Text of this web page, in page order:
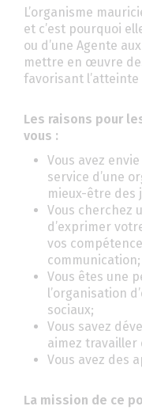
L’organisme
et c’est pourquoi
ou d’une Agente
mettre en œuvre
favorisant
Les raisons pour
vous :
Vous avez
service d’une
mieux-être des
Vous cherchez
d’exprimer
vos
communication;
Vous êtes une
l’organisation
sociaux;
Vous savez
aimez travailler
Vous avez des
La mission de ce